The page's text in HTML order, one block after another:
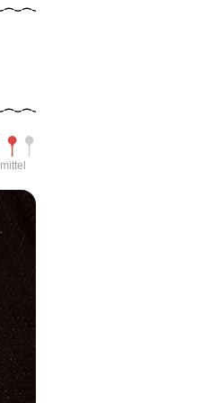
Schwierigkeit
mittel